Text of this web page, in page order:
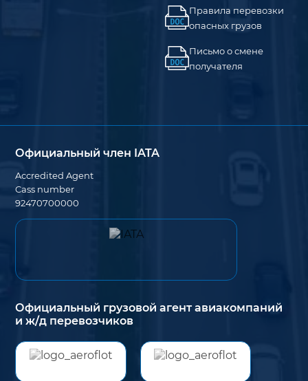
Правила перевозки
опасных грузов
Письмо о смене
получателя
Официальный член IATA
Accredited Agent
Cass number
92470700000
Официальный грузовой агент авиакомпаний
и ж/д перевозчиков